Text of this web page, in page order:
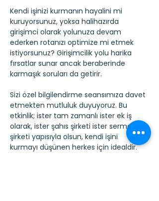
Kendi işinizi kurmanın hayalini mi
kuruyorsunuz, yoksa halihazırda
girişimci olarak yolunuza devam
ederken rotanızı optimize mi etmek
istiyorsunuz? Girişimcilik yolu harika
fırsatlar sunar ancak beraberinde
karmaşık soruları da getirir.
Sizi özel bilgilendirme seansımıza davet
etmekten mutluluk duyuyoruz. Bu
etkinlik; ister tam zamanlı ister ek iş
olarak, ister şahıs şirketi ister sermaye
şirketi yapısıyla olsun, kendi işini
kurmayı düşünen herkes için idealdir.